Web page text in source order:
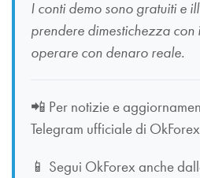
I conti demo sono gratuiti e
prendere dimestichezza
operare con denaro reale.
📲 Per notizie e
Telegram ufficiale di
📱 Segui OkForex anche